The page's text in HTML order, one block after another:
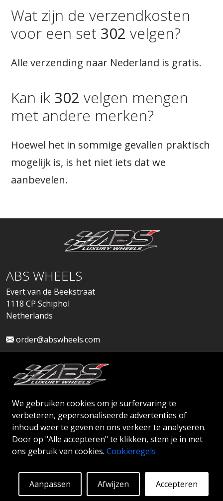
We gebruiken cookies om je surfervaring te
verbeteren, gepersonaliseerde advertenties of
inhoud weer te geven en ons verkeer te analyseren.
Door op "Alle accepteren" te klikken, stem je in met
ons gebruik van cookies. Cookieregels
Accepteren
Afwijzen
Aanpassen
Wat zijn de verzendkosten
voor een set 302 velgen?
Alle verzending naar Nederland is gratis.
Kan ik 302 velgen mengen
met andere merken?
Hoewel het in sommige gevallen praktisch
mogelijk is, is het niet iets dat we
aanbevelen.
ABS WHEELS
Evert van de Beekstraat
1118 CP Schiphol
Netherlands
order@abswheels.com
Dealeraccount aanvragen